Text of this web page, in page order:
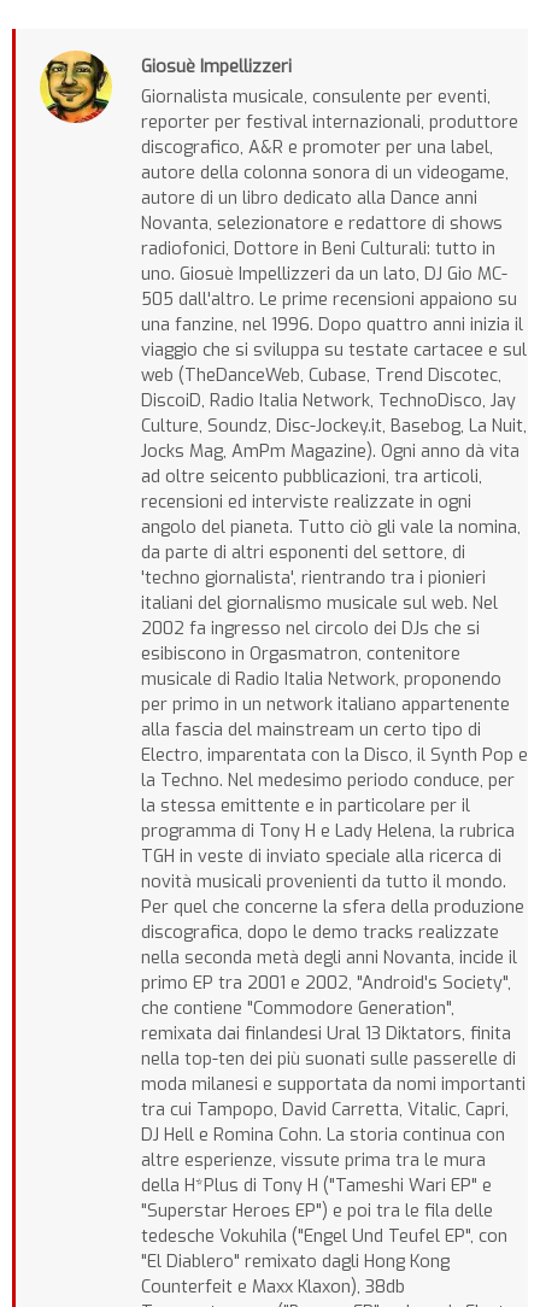
Giosuè Impellizzeri
Giornalista musicale, consulente per eventi,
reporter per festival internazionali, produttore
discografico, A&R e promoter per una label,
autore della colonna sonora di un videogame,
autore di un libro dedicato alla Dance anni
Novanta, selezionatore e redattore di shows
radiofonici, Dottore in Beni Culturali: tutto in
uno. Giosuè Impellizzeri da un lato, DJ Gio MC-
505 dall'altro. Le prime recensioni appaiono su
una fanzine, nel 1996. Dopo quattro anni inizia il
viaggio che si sviluppa su testate cartacee e sul
web (TheDanceWeb, Cubase, Trend Discotec,
DiscoiD, Radio Italia Network, TechnoDisco, Jay
Culture, Soundz, Disc-Jockey.it, Basebog, La Nuit,
Jocks Mag, AmPm Magazine). Ogni anno dà vita
ad oltre seicento pubblicazioni, tra articoli,
recensioni ed interviste realizzate in ogni
angolo del pianeta. Tutto ciò gli vale la nomina,
da parte di altri esponenti del settore, di
'techno giornalista', rientrando tra i pionieri
italiani del giornalismo musicale sul web. Nel
2002 fa ingresso nel circolo dei DJs che si
esibiscono in Orgasmatron, contenitore
musicale di Radio Italia Network, proponendo
per primo in un network italiano appartenente
alla fascia del mainstream un certo tipo di
Electro, imparentata con la Disco, il Synth Pop e
la Techno. Nel medesimo periodo conduce, per
la stessa emittente e in particolare per il
programma di Tony H e Lady Helena, la rubrica
TGH in veste di inviato speciale alla ricerca di
novità musicali provenienti da tutto il mondo.
Per quel che concerne la sfera della produzione
discografica, dopo le demo tracks realizzate
nella seconda metà degli anni Novanta, incide il
primo EP tra 2001 e 2002, "Android's Society",
che contiene "Commodore Generation",
remixata dai finlandesi Ural 13 Diktators, finita
nella top-ten dei più suonati sulle passerelle di
moda milanesi e supportata da nomi importanti
tra cui Tampopo, David Carretta, Vitalic, Capri,
DJ Hell e Romina Cohn. La storia continua con
altre esperienze, vissute prima tra le mura
della H*Plus di Tony H ("Tameshi Wari EP" e
"Superstar Heroes EP") e poi tra le fila delle
tedesche Vokuhila ("Engel Und Teufel EP", con
"El Diablero" remixato dagli Hong Kong
Counterfeit e Maxx Klaxon), 38db